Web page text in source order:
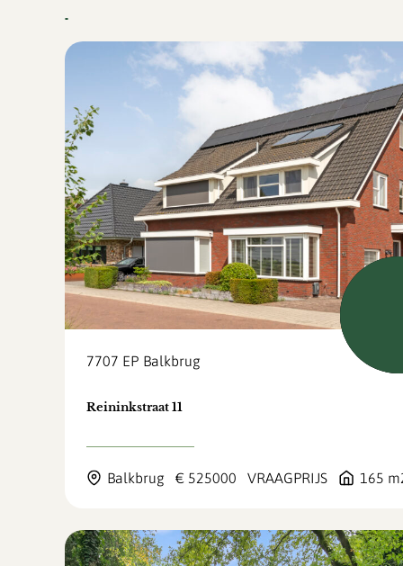
7707 EP Balkbrug
Reininkstraat 11
Balkbrug € 525000 VRAAGPRIJS 165